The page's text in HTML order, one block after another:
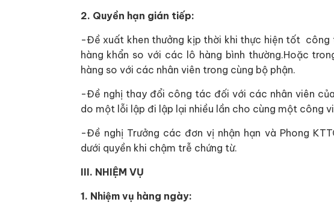
2. Quyền hạn gián tiếp:
-Đề xuất khen thưởng kịp thời khi thực hiện tốt công
hàng khẩn so với các lô hàng bình thường.Hoặc
hàng so với các nhân viên trong cùng bộ phận.
-Đề nghị thay đổi công tác đối với các nhân viên
do một lỗi lập đi lập lại nhiều lần cho cùng một công
-Đề nghị Trưởng các đơn vị nhận hạn và Phong
dưới quyền khi chậm trễ chứng từ.
III. NHIỆM VỤ
1. Nhiệm vụ hàng ngày: